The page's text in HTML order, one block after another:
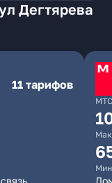
Дегтярева
11 тарифов
МТС